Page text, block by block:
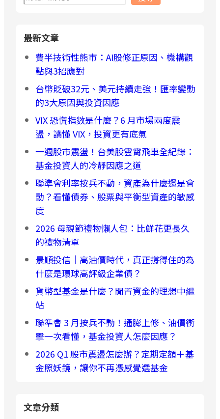
尋
最新文章
費半技術性熊市：AI股修正原因、機構觀
點與3招應對
台幣貶破32元、美元持續走強！匯率變動
的3大原因與投資因應
VIX 恐慌指數是什麼？6 月市場兩度震
盪，讀懂 VIX，投資更有底氣
一週股市震盪！台美股雲霄飛車全紀錄：
基金投資人的冷靜因應之道
聯準會利率按兵不動，資產為什麼還是會
動？看懂債券、股票與平衡型資產的敏感
度
2026 母親節禮物懶人包：比鮮花更長久
的禮物清單
景順投信｜高油價時代，真正撐得住的為
什麼是環球高評級企業債？
貨幣型基金是什麼？閒置資金的理想中繼
站
聯準會 3 月按兵不動！通膨上修、油價衝
擊一次看懂，基金投資人怎麼因應？
2026 Q1 股市震盪怎麼辦？定期定額＋基
金照妖鏡，讓你不再憑感覺選基金
文章分類